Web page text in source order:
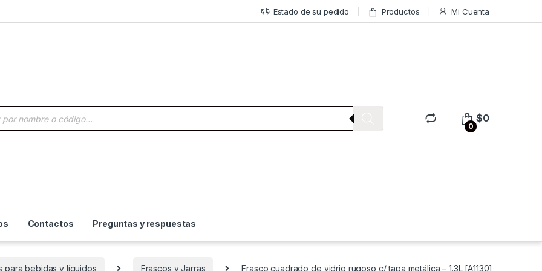
Estado de su pedido Productos Mi Cuenta
de productos
0
$0
Contactos Preguntas y respuestas
para bebidas y líquidos Frascos y Jarras Frasco cuadrado de vidrio rugoso c/ tapa metálica – 1.3L [A1130]